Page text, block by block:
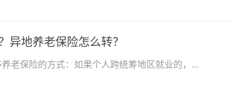
异地养老保险怎么转？
老保险的方式：如果个人跨统筹地区就业的，...